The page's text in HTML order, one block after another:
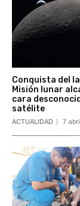
Conquista del
Misión lunar
cara
satélite
ACTUALIDAD 7